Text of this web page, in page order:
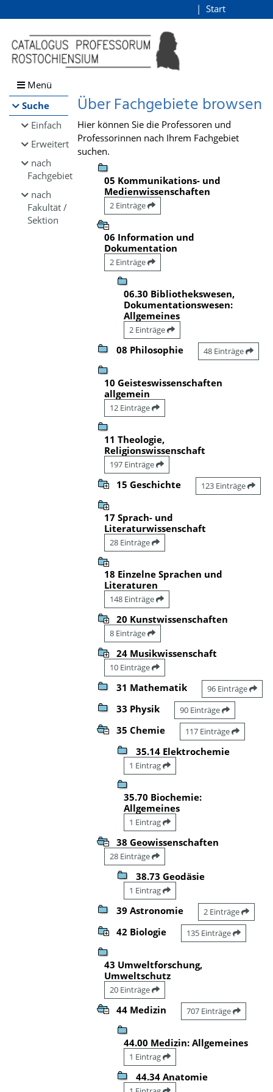
Browsen
direkt zum Inhalt
Start
Menü
Suche
Einfach
Erweitert
nach
Fachgebiet
nach
Fakultät /
Sektion
Über Fachgebiete browsen
Hier können Sie die Professoren und
Professorinnen nach Ihrem Fachgebiet
suchen.
05 Kommunikations- und
Medienwissenschaften
2 Einträge
06 Information und
Dokumentation
2 Einträge
06.30 Bibliothekswesen,
Dokumentationswesen:
Allgemeines
2 Einträge
08 Philosophie 48 Einträge
10 Geisteswissenschaften
allgemein
12 Einträge
11 Theologie,
Religionswissenschaft
197 Einträge
15 Geschichte 123 Einträge
17 Sprach- und
Literaturwissenschaft
28 Einträge
18 Einzelne Sprachen und
Literaturen
148 Einträge
20 Kunstwissenschaften
8 Einträge
24 Musikwissenschaft
10 Einträge
31 Mathematik 96 Einträge
33 Physik 90 Einträge
35 Chemie 117 Einträge
35.14 Elektrochemie
1 Eintrag
35.70 Biochemie:
Allgemeines
1 Eintrag
38 Geowissenschaften
28 Einträge
38.73 Geodäsie
1 Eintrag
39 Astronomie 2 Einträge
42 Biologie 135 Einträge
43 Umweltforschung,
Umweltschutz
20 Einträge
44 Medizin 707 Einträge
44.00 Medizin: Allgemeines
1 Eintrag
44.34 Anatomie